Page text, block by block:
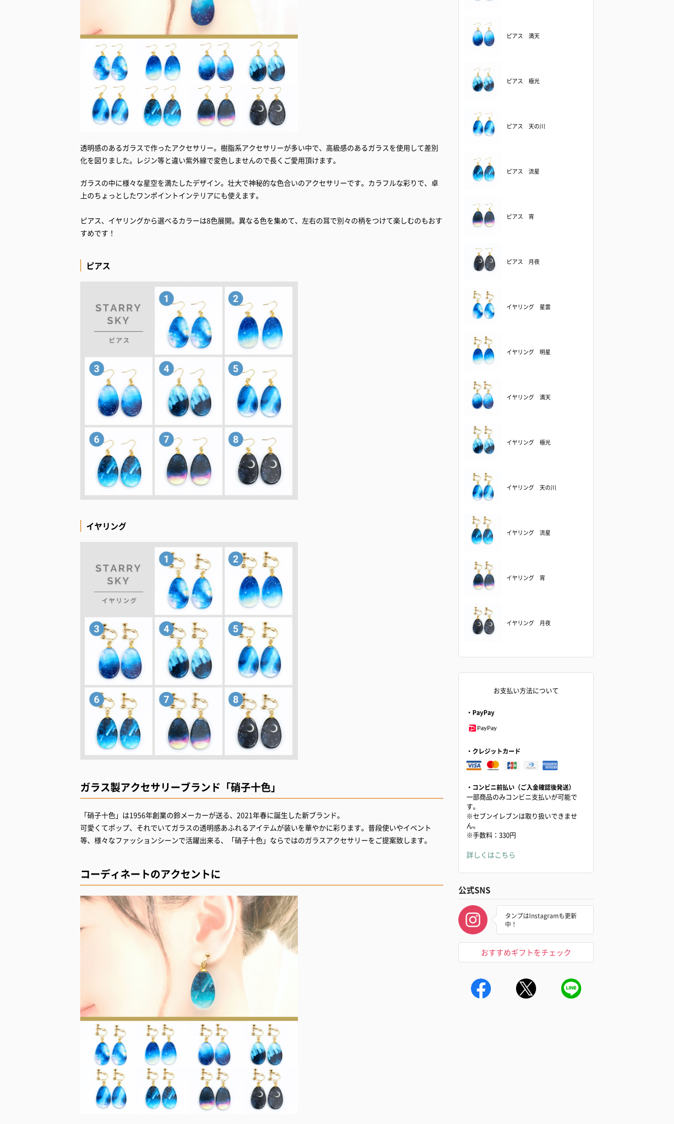
透明感のあるガラスで作ったアクセサリー。樹脂系アクセサリーが多い中で、高級感のあるガラスを使用して差別
化を図りました。レジン等と違い紫外線で変色しませんので長くご愛用頂けます。
ガラスの中に様々な星空を満たしたデザイン。壮大で神秘的な色合いのアクセサリーです。カラフルな彩りで、卓
上のちょっとしたワンポイントインテリアにも使えます。
ピアス、イヤリングから選べるカラーは8色展開。異なる色を集めて、左右の耳で別々の柄をつけて楽しむのもおす
すめです！
ピアス
イヤリング
ガラス製アクセサリーブランド「硝子十色」
「硝子十色」は1956年創業の鈴メーカーが送る、2021年春に誕生した新ブランド。
可愛くてポップ、それでいてガラスの透明感あふれるアイテムが装いを華やかに彩ります。普段使いやイベント
等、様々なファッションシーンで活躍出来る、「硝子十色」ならではのガラスアクセサリーをご提案致します。
コーディネートのアクセントに
ピアス 満天
ピアス 極光
ピアス 天の川
ピアス 流星
ピアス 宵
ピアス 月夜
イヤリング 星雲
イヤリング 明星
イヤリング 満天
イヤリング 極光
イヤリング 天の川
イヤリング 流星
イヤリング 宵
イヤリング 月夜
お支払い方法について
・PayPay
・クレジットカード
・コンビニ前払い（ご入金確認後発送）
一部商品のみコンビニ支払いが可能で
す。
※セブンイレブンは取り扱いできませ
ん。
※手数料：330円
詳しくはこちら
公式SNS
タンプはInstagramも更新
中！
おすすめギフトをチェック